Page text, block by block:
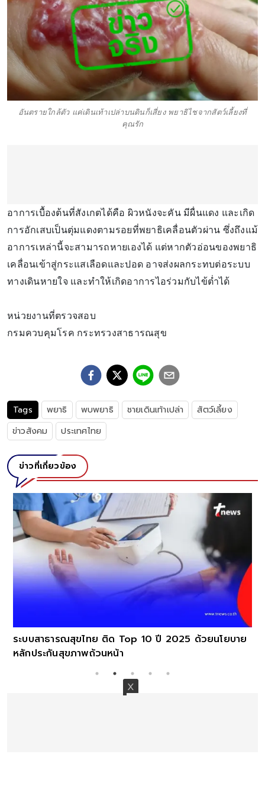
อันตรายใกล้ตัว แค่เดินเท้าเปล่าบนดินก็เสี่ยง พยาธิไชจากสัตว์เลี้ยงที่
คุณรัก
อาการเบื้องต้นที่สังเกตได้คือ ผิวหนังจะคัน มีผื่นแดง และเกิด
การอักเสบเป็นตุ่มแดงตามรอยที่พยาธิเคลื่อนตัวผ่าน ซึ่งถึงแม้
อาการเหล่านี้จะสามารถหายเองได้ แต่หากตัวอ่อนของพยาธิ
เคลื่อนเข้าสู่กระแสเลือดและปอด อาจส่งผลกระทบต่อระบบ
ทางเดินหายใจ และทำให้เกิดอาการไอร่วมกับไข้ต่ำได้
หน่วยงานที่ตรวจสอบ
กรมควบคุมโรค กระทรวงสาธารณสุข
Tags พยาธิ พบพยาธิ ชายเดินเท้าเปล่า
สัตว์เลี้ยง
ข่าวสังคม
ประเทศไทย
ข่าวที่เกี่ยวข้อง
ระบบสาธารณสุขไทย ติด Top 10 ปี 2025 ด้วยนโยบาย
หลักประกันสุขภาพถ้วนหน้า